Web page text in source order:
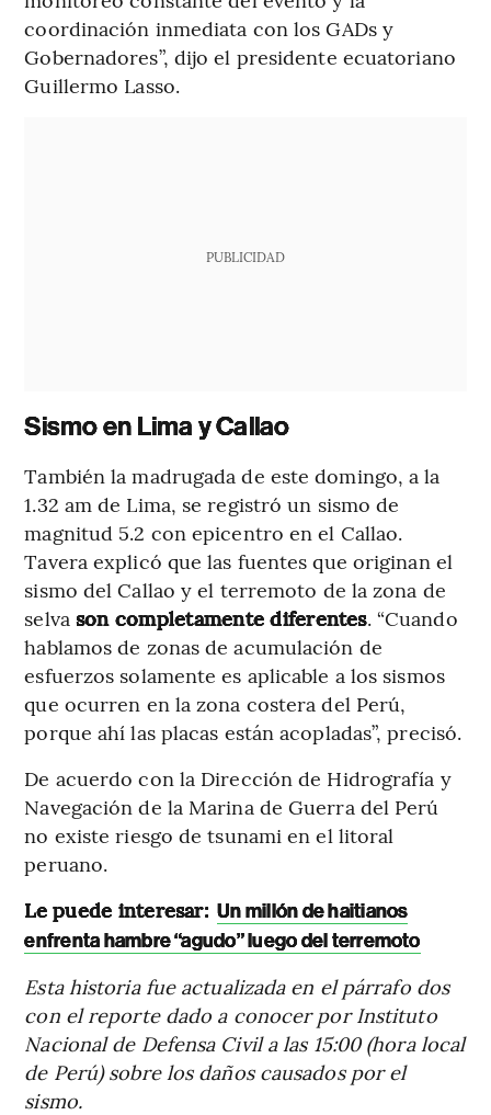
coordinación inmediata con los GADs y
Gobernadores”, dijo el presidente ecuatoriano
Guillermo Lasso.
PUBLICIDAD
Sismo en Lima y Callao
También la madrugada de este domingo, a la
1.32 am de Lima, se registró un sismo de
magnitud 5.2 con epicentro en el Callao.
Tavera explicó que las fuentes que originan el
sismo del Callao y el terremoto de la zona de
selva son completamente diferentes. “Cuando
hablamos de zonas de acumulación de
esfuerzos solamente es aplicable a los sismos
que ocurren en la zona costera del Perú,
porque ahí las placas están acopladas”, precisó.
De acuerdo con la Dirección de Hidrografía y
Navegación de la Marina de Guerra del Perú
no existe riesgo de tsunami en el litoral
peruano.
Le puede interesar: Un millón de haitianos
enfrenta hambre “agudo” luego del terremoto
Esta historia fue actualizada en el párrafo dos
con el reporte dado a conocer por Instituto
Nacional de Defensa Civil a las 15:00 (hora local
de Perú) sobre los daños causados por el
sismo.